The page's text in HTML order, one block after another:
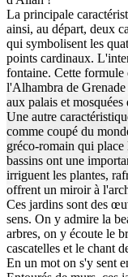
La principale
ainsi, au départ, deux
qui symbolisent les
points cardinaux.
fontaine. Cette
l'Alhambra de
aux palais et
Une autre
comme coupé du
gréco-romain qui
bassins ont une
irriguent les plantes,
offrent un miroir à
Ces jardins sont des
sens. On y admire la
arbres, on y écoute le
cascatelles et le chant
En un mot on s'y sent